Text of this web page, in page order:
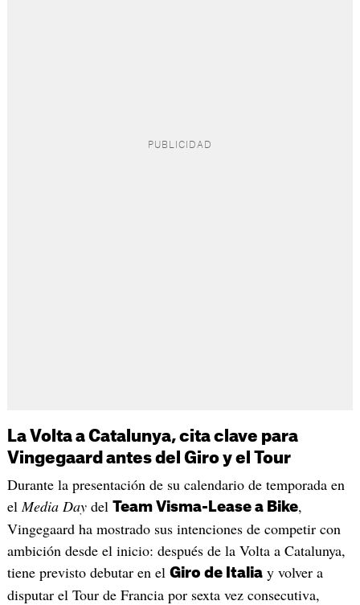
La Volta a Catalunya, cita clave para
Vingegaard antes del Giro y el Tour
Durante la presentación de su calendario de temporada en
elMedia Daydel Team Visma-Lease a Bike,
Vingegaard ha mostrado sus intenciones de competir con
ambición desde el inicio: después de la Volta a Catalunya,
tiene previsto debutar en el Giro de Italiay volver a
disputar el Tour de Francia por sexta vez consecutiva,